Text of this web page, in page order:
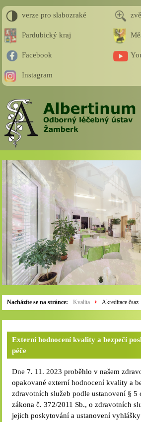
verze pro slabozraké
Pardubický kraj
Facebook
Instagram
Nacházíte se na stránce: Kvalita Akreditace čsaz
Externí hodnocení kvality a bezpečí
péče
Dne 7. 11. 2023 proběhlo v našem
opakované externí hodnocení kvality a
zdravotních služeb podle ustanovení § 5
zákona č. 372/2011 Sb., o zdravotních
jejich poskytování a ustanovení